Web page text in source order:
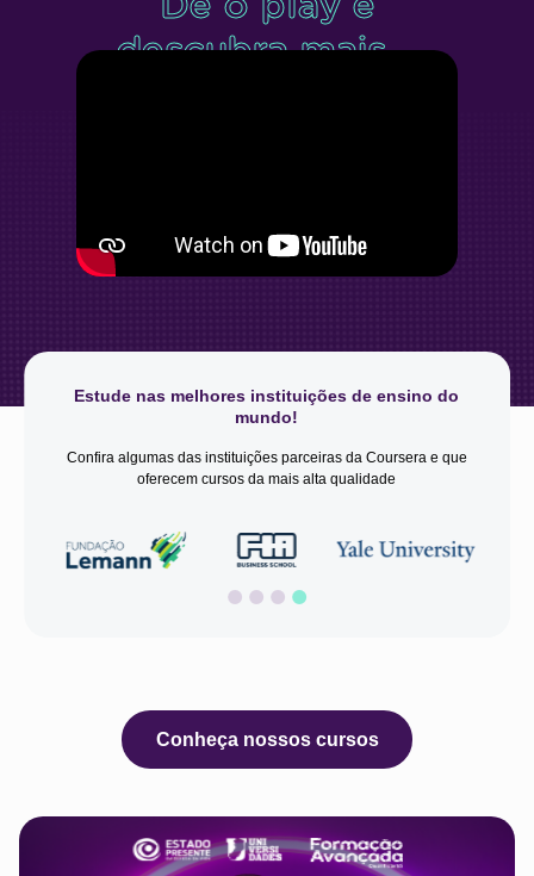
descubra mais...
Estude nas melhores instituições de ensino do
mundo!
Confira algumas das instituições parceiras da Coursera e que
oferecem cursos da mais alta qualidade
Conheça nossos cursos